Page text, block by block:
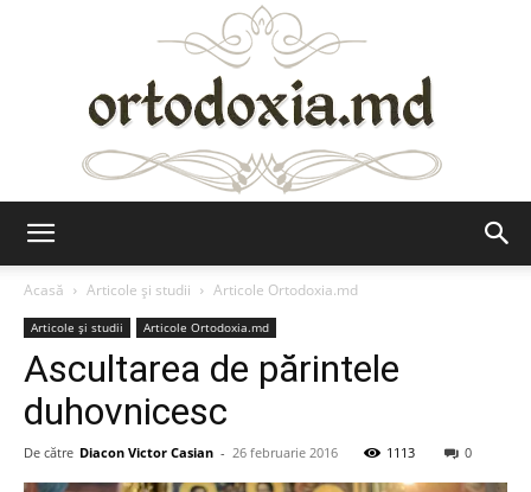
Acasă
Articole şi studii Articole Ortodoxia.md
Articole şi studii Articole Ortodoxia.md
Ascultarea de părintele
duhovnicesc
De către Diacon Victor Casian - 26 februarie 2016 1113 0